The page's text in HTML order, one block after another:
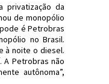
privatização da
de monopólio
é Petrobras
no Brasil.
à noite o diesel.
A Petrobras não
autônoma”,